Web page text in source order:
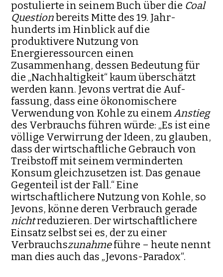
postu­lierte in seinem Buch über die Coal
Questionbereits Mitte des 19. Jahr­
hunderts im Hinblick auf die
produktivere Nutzung von
Energieressour­cen einen
Zusammenhang, des­sen Bedeutung für
die „Nachhaltigkeit“ kaum überschätzt
werden kann. Jevons ver­trat die Auf­
fassung, dass eine ökonomischere
Verwen­dung von Kohle zu einem Anstieg
des Verbrauchs führen würde: „Es ist eine
völlige Verwir­rung der Ideen, zu glauben,
dass der wirtschaftliche Ge­brauch von
Treib­stoff mit seinem verminderten
Konsum gleichzuset­zen ist. Das genaue
Gegenteil ist der Fall.“ Eine
wirtschaftlichere Nut­zung von Kohle, so
Jevons, könne deren Verbrauch gerade
nichtreduzie­ren. Der wirtschaft­lichere
Einsatz selbst sei es, der zu einer
Verbrauchs­zunahmeführe – heute nennt
man dies auch das „Jevons-Paradox“.